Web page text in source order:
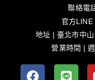
聯絡電
官方LINE
地址 | 臺北市中
營業時間 |